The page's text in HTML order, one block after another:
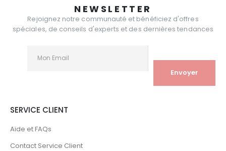
NEWSLETTER
Rejoignez notre communauté et bénéficiez d'offres
spéciales, de conseils d'experts et des dernières tendances
SERVICE CLIENT
Aide et FAQs
Contact Service Client